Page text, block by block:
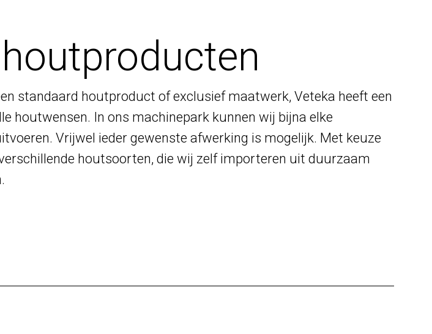
standaard houtproduct of exclusief maatwerk, Veteka heeft een
houtwensen. In ons machinepark kunnen wij bijna elke
Vrijwel ieder gewenste afwerking is mogelijk. Met keuze
houtsoorten, die wij zelf importeren uit duurzaam